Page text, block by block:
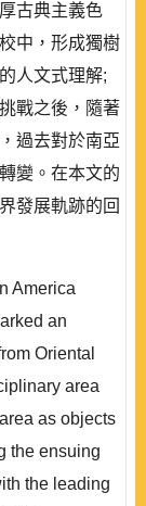
古典主義色
中，形成獨樹
人文式理解;
戰之後，隨著
過去對於南亞
變。在本文的
發展軌跡的回
America
an
Oriental
area
as objects
the ensuing
the leading